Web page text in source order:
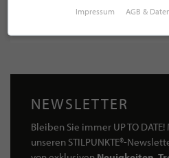
NEWSLETTER
Bleiben Sie immer UP TO
unseren STILPUNKTE®-
Impressum AGB &